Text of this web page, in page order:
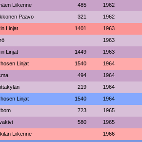
Liikenne 485 1962
Paavo 321 1962
Linjat 1401 1963
1963
Linjat 1449 1963
Linjat 1540 1964
494 1964
219 1964
Linjat 1540 1964
723 1965
580 1965
Liikenne 1966